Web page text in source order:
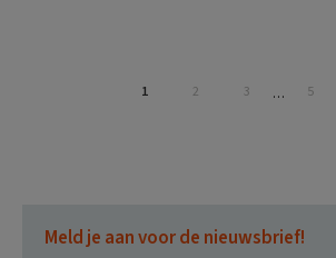
Pagina
1 Pagina
2 Pagina
3
Interim
… Pagina
5
Meld je aan voor de nieuwsbrief!